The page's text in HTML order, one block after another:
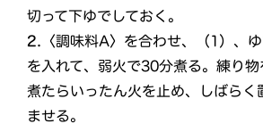
切って下ゆでしておく。
2. 〈調味料A〉を合わせ、（1）、
を入れて、弱火で30分煮る。練り
煮たらいったん火を止め、しばらく
ませる。